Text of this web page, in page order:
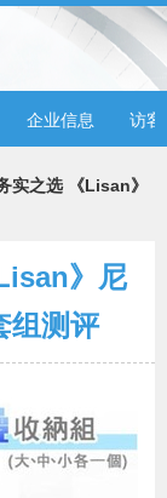
企业信息 访客
实之选 《Lisan》
》尼
组测评